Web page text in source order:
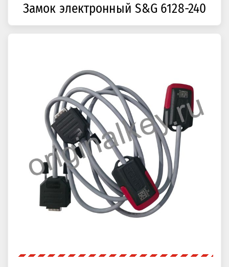
Замок электронный S&G 6128-240